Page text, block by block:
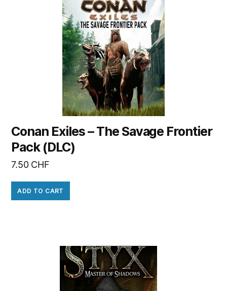
Conan Exiles – The Savage Frontier
Pack (DLC)
7.50 CHF
ADD TO CART